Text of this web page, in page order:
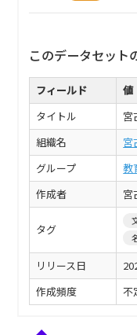
このデータセット
フィールド
値
タイトル
宮
組織名
宮
グループ
教
作成者
宮
タグ
リリース日
作成頻度
不